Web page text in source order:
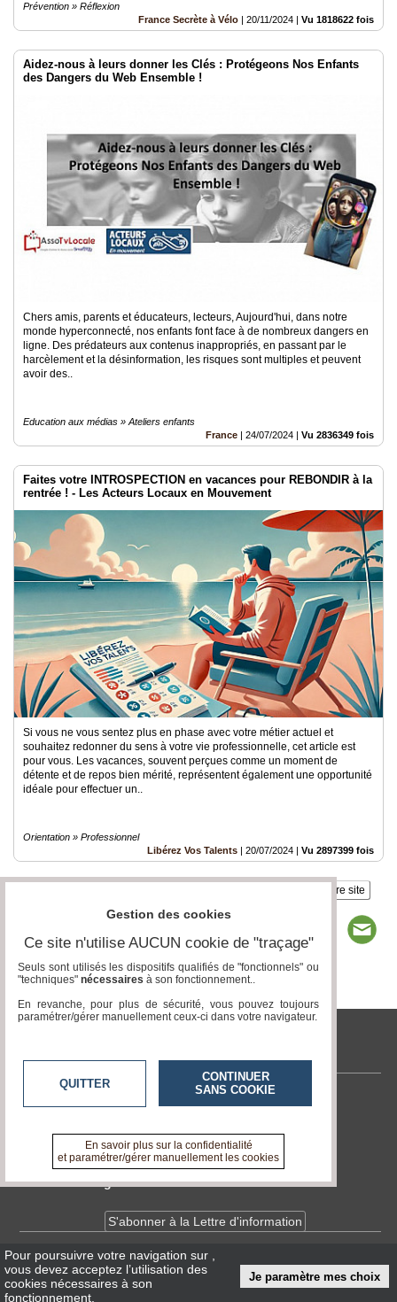
Prévention » Réflexion
France Secrète à Vélo | 20/11/2024 | Vu 1818622 fois
Aidez-nous à leurs donner les Clés : Protégeons Nos Enfants
des Dangers du Web Ensemble !
Chers amis, parents et éducateurs, lecteurs, Aujourd'hui, dans notre
monde hyperconnecté, nos enfants font face à de nombreux dangers en
ligne. Des prédateurs aux contenus inappropriés, en passant par le
harcèlement et la désinformation, les risques sont multiples et peuvent
avoir des..
Education aux médias » Ateliers enfants
France | 24/07/2024 | Vu 2836349 fois
Faites votre INTROSPECTION en vacances pour REBONDIR à la
rentrée ! - Les Acteurs Locaux en Mouvement
Si vous ne vous sentez plus en phase avec votre métier actuel et
souhaitez redonner du sens à votre vie professionnelle, cet article est
pour vous. Les vacances, souvent perçues comme un moment de
détente et de repos bien mérité, représentent également une opportunité
idéale pour effectuer un..
Orientation » Professionnel
Libérez Vos Talents | 20/07/2024 | Vu 2897399 fois
Insérez sur votre site
tvlocale.fr
Contactez-nous
A propos de tvlocale.fr
Devenir délégué
S'abonner à la Lettre d'information
InfosCNIL/RGPD
Conditions Générales d'Utilisation
Pour poursuivre votre navigation sur
vous devez acceptez l’utilisation des
cookies nécessaires à son
fonctionnement.
Je paramètre mes choix
Gestion des cookies
Ce site n'utilise AUCUN cookie de "traçage"
Seuls sont utilisés les dispositifs qualifiés de "fonctionnels" ou
"techniques" nécessaires à son fonctionnement..
En revanche, pour plus de sécurité, vous pouvez toujours
paramétrer/gérer manuellement ceux-ci dans votre navigateur.
QUITTER
CONTINUER
SANS COOKIE
En savoir plus sur la confidentialité
et paramétrer/gérer manuellement les cookies